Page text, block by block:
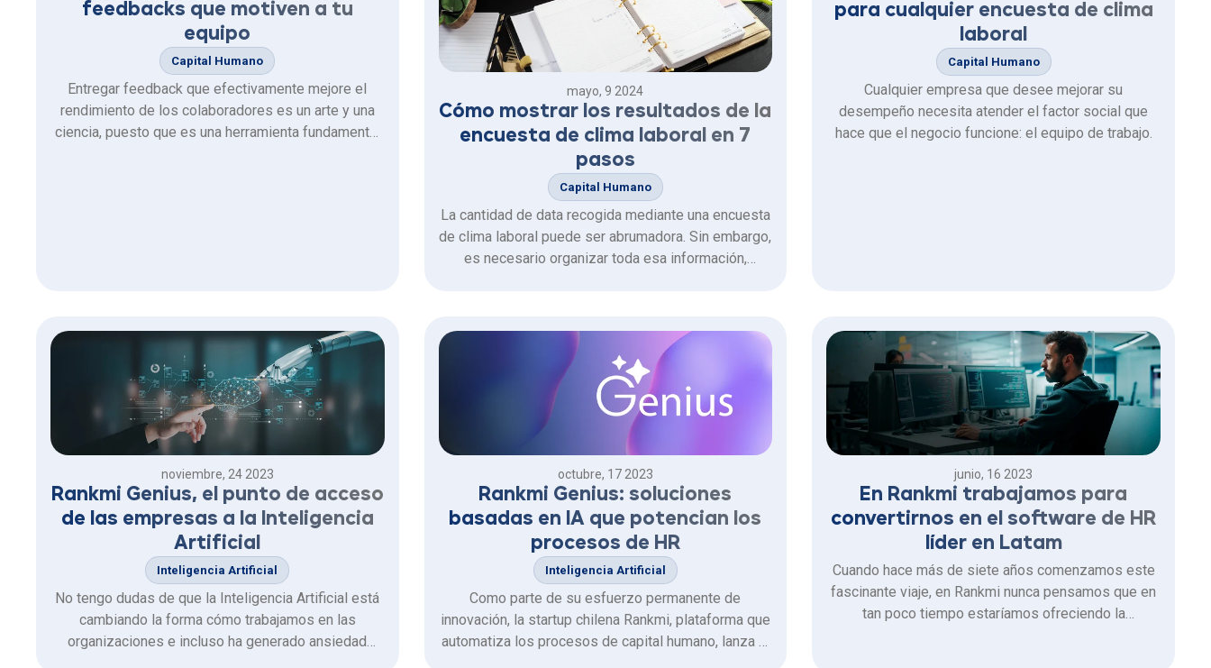
feedbacks que motiven a tu
equipo
Capital Humano
Entregar feedback que efectivamente mejore el
rendimiento de los colaboradores es un arte y una
ciencia, puesto que es una herramienta fundamental
mayo, 9 2024
Cómo mostrar los resultados de la
encuesta de clima laboral en 7
pasos
Capital Humano
La cantidad de data recogida mediante una encuesta
de clima laboral puede ser abrumadora. Sin embargo,
es necesario organizar toda esa información,
para cualquier encuesta de clima
laboral
Capital Humano
Cualquier empresa que desee mejorar su
desempeño necesita atender el factor social que
hace que el negocio funcione: el equipo de trabajo.
noviembre, 24 2023
Rankmi Genius, el punto de acceso
de las empresas a la Inteligencia
Artificial
Inteligencia Artificial
No tengo dudas de que la Inteligencia Artificial está
cambiando la forma cómo trabajamos en las
organizaciones e incluso ha generado ansiedad
octubre, 17 2023
Rankmi Genius: soluciones
basadas en IA que potencian los
procesos de HR
Inteligencia Artificial
Como parte de su esfuerzo permanente de
innovación, la startup chilena Rankmi, plataforma que
automatiza los procesos de capital humano, lanza al
junio, 16 2023
En Rankmi trabajamos para
convertirnos en el software de HR
líder en Latam
Cuando hace más de siete años comenzamos este
fascinante viaje, en Rankmi nunca pensamos que en
tan poco tiempo estaríamos ofreciendo la